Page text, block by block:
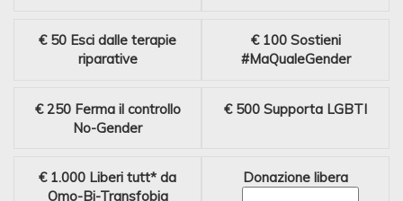
€ 50 Esci dalle terapie
riparative
€ 100 Sostieni
#MaQualeGender
€ 250 Ferma il controllo
No-Gender
€ 500 Supporta LGBTI
€ 1.000 Liberi tutt* da
Omo-Bi-Transfobia
Donazione libera